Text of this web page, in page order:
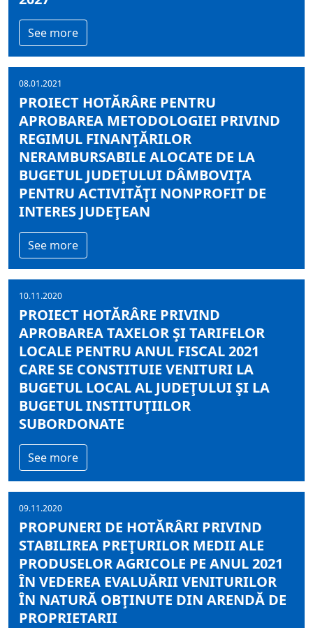
See more
08.01.2021
PROIECT HOTĂRÂRE PENTRU
APROBAREA METODOLOGIEI PRIVIND
REGIMUL FINANŢĂRILOR
NERAMBURSABILE ALOCATE DE LA
BUGETUL JUDEŢULUI DÂMBOVIŢA
PENTRU ACTIVITĂŢI NONPROFIT DE
INTERES JUDEŢEAN
See more
10.11.2020
PROIECT HOTĂRÂRE PRIVIND
APROBAREA TAXELOR ŞI TARIFELOR
LOCALE PENTRU ANUL FISCAL 2021
CARE SE CONSTITUIE VENITURI LA
BUGETUL LOCAL AL JUDEŢULUI ŞI LA
BUGETUL INSTITUŢIILOR
SUBORDONATE
See more
09.11.2020
PROPUNERI DE HOTĂRÂRI PRIVIND
STABILIREA PREŢURILOR MEDII ALE
PRODUSELOR AGRICOLE PE ANUL 2021
ÎN VEDEREA EVALUĂRII VENITURILOR
ÎN NATURĂ OBŢINUTE DIN ARENDĂ DE
PROPRIETARII